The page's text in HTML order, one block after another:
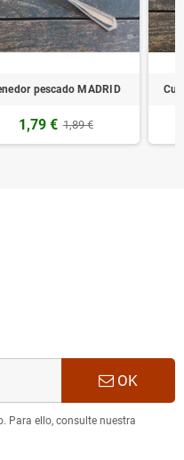
pescado MADRID
1,79 € 1,89 €
OK
Para ello, consulte nuestra